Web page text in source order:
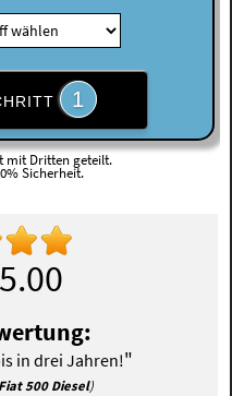
1
mit Dritten geteilt.
Sicherheit.
in drei Jahren!"
500 Diesel)